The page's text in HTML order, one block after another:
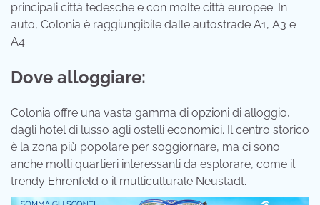
principali città tedesche e con molte città europee. In
auto, Colonia è raggiungibile dalle autostrade A1, A3 e
A4.
Dove alloggiare:
Colonia offre una vasta gamma di opzioni di alloggio,
dagli hotel di lusso agli ostelli economici. Il centro storico
è la zona più popolare per soggiornare, ma ci sono
anche molti quartieri interessanti da esplorare, come il
trendy Ehrenfeld o il multiculturale Neustadt.